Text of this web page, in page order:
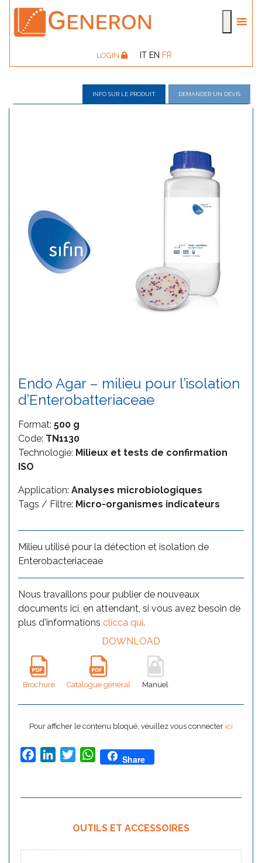
LOGIN IT EN FR
INFO SUR LE PRODUIT DEMANDER UN DEVIS
Endo Agar – milieu pour l’isolation
d’Enterobatteriaceae
Format: 500 g
Code: TN1130
Technologie: Milieux et tests de confirmation
ISO
Application: Analyses microbiologiques
Tags / Filtre: Micro-organismes indicateurs
Milieu utilisé pour la détection et isolation de
Enterobacteriaceae
Nous travaillons pour publier de nouveaux
documents ici, en attendant, si vous avez besoin de
plus d'informations clicca qui.
DOWNLOAD
Brochure Catalogue général Manuel
Pour afficher le contenu bloqué, veuillez vous connecter ici
FacebookLinkedInTwitterWhatsApp
Share
OUTILS ET ACCESSOIRES